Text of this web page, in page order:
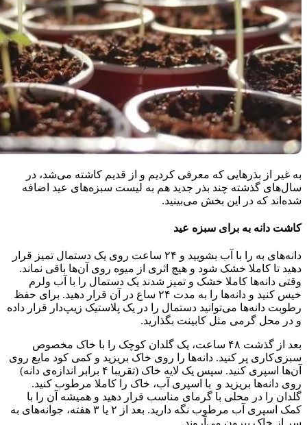
به غیر از بذرهایی که معرفی کردیم و از قدیم کاشته می‌شد، در
سال‌های گذشته چند بذر جدید هم به لیست سبزه‌های عید اضافه
شده‌اند که در این بخش می‌بینید.
کاشت دانه به برای سبزه عید
دانه‌های به را با آب بشویید و ۲۴ ساعت روی یک دستمال تمیز قرار
دهید تا کاملا خشک شود و هیچ اثری از میوه روی آن‌ها باقی نماند.
وقتی دانه‌ها کاملا خشک و تمیز شدند یک دستمال را با آب ولرم
خیس کنید و دانه‌ها را به مدت ۲۴ ساع در آن قرار دهید. برای حفظ
رطوبت دانه‌ها می‌توانید دستمال را در یک پلاستیک زیپ‌دار قرار داده
و در محل گرمی مثل کابینت بگذارید.
بعد از گذشت ۴۸ ساعت، یک گلدان کوچک را با خاک مخصوص
سبزی‌کاری پر کنید. دانه‌ها را روی خاک بریزید و کمی کود مایع روی
آن‌ها اسپری کنید. سپس یک لایه‌ خاک (تقریبا ۴ برابر اندازه‌ی دانه)
روی دانه‌ها بریزید و با اسپری آب، خاک را کاملا مرطوب کنید.
گلدان را در محلی با گرمای مناسب قرار دهید و همیشه آن را با
کمک اسپری آب مرطوب نگه دارید. بعد از ۲ یا ۳ هفته، جوانه‌های به